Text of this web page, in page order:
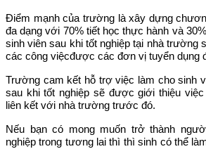
Điểm mạnh của trường là xây dựng
đa dạng với 70% tiết học thực hành và
sinh viên sau khi tốt nghiệp tại nhà trường
các công việcđược các đơn vị tuyển dụng
Trường cam kết hỗ trợ việc làm cho sinh
sau khi tốt nghiệp sẽ được giới thiệu
liên kết với nhà trường trước đó.
Nếu bạn có mong muốn trở thành
nghiệp trong tương lai thì thì sinh có thể